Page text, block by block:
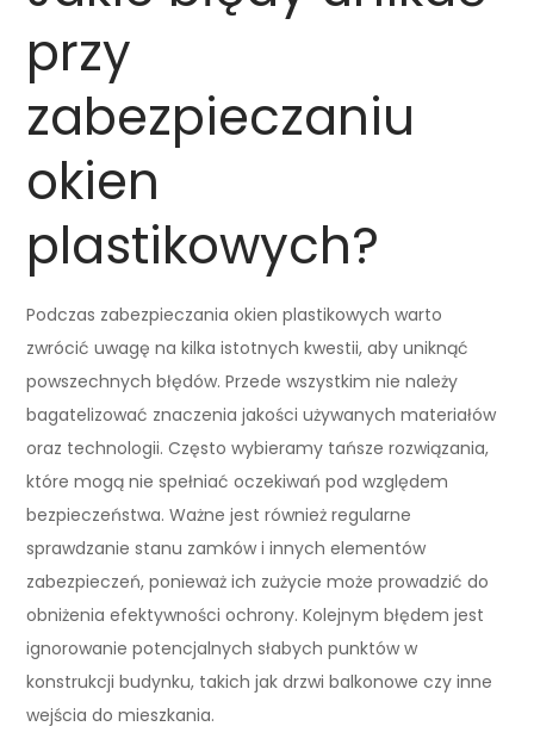
przy
zabezpieczaniu
okien
plastikowych?
Podczas zabezpieczania okien plastikowych warto
zwrócić uwagę na kilka istotnych kwestii, aby uniknąć
powszechnych błędów. Przede wszystkim nie należy
bagatelizować znaczenia jakości używanych materiałów
oraz technologii. Często wybieramy tańsze rozwiązania,
które mogą nie spełniać oczekiwań pod względem
bezpieczeństwa. Ważne jest również regularne
sprawdzanie stanu zamków i innych elementów
zabezpieczeń, ponieważ ich zużycie może prowadzić do
obniżenia efektywności ochrony. Kolejnym błędem jest
ignorowanie potencjalnych słabych punktów w
konstrukcji budynku, takich jak drzwi balkonowe czy inne
wejścia do mieszkania.